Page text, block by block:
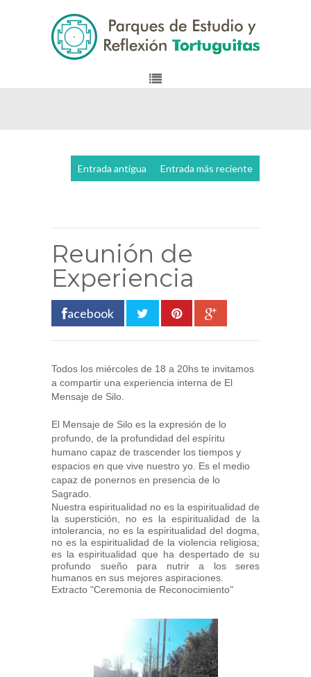
Entrada más reciente
Entrada antigua
Reunión de
Experiencia
acebook
Todos los miércoles de 18 a 20hs te invitamos
a compartir una experiencia interna de El
Mensaje de Silo.
El Mensaje de Silo es la expresión de lo
profundo, de la profundidad del espíritu
humano capaz de trascender los tiempos y
espacios en que vive nuestro yo. Es el medio
capaz de ponernos en presencia de lo
Sagrado.
Nuestra espiritualidad no es la espiritualidad de
la superstición, no es la espiritualidad de la
intolerancia, no es la espiritualidad del dogma,
no es la espiritualidad de la violencia religiosa;
es la espiritualidad que ha despertado de su
profundo sueño para nutrir a los seres
humanos en sus mejores aspiraciones.
Extracto "Ceremonia de Reconocimiento"